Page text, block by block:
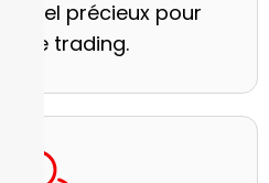
réel précieux pour
et le trading.